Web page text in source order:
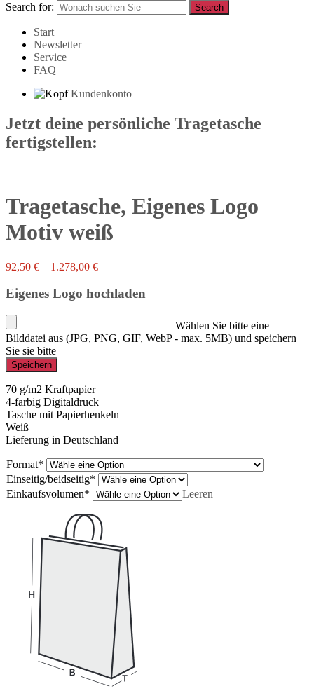
Search for: Search
Start
Newsletter
Service
FAQ
Kundenkonto
Jetzt deine persönliche Tragetasche
fertigstellen:
Tragetasche, Eigenes Logo
Motiv weiß
92,50 € – 1.278,00 €
Eigenes Logo hochladen
Wählen Sie bitte eine
Bilddatei aus (JPG, PNG, GIF, WebP - max. 5MB) und speichern
Sie sie bitte
Speichern
70 g/m2 Kraftpapier
4-farbig Digitaldruck
Tasche mit Papierhenkeln
Weiß
Lieferung in Deutschland
Format*
Einseitig/beidseitig*
Einkaufsvolumen* Leeren